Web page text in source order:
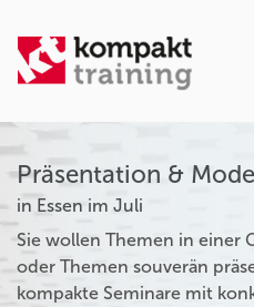
Präsentation &
in Essen im Juli
Sie wollen Themen in einer
oder Themen souverän
kompakte Seminare mit